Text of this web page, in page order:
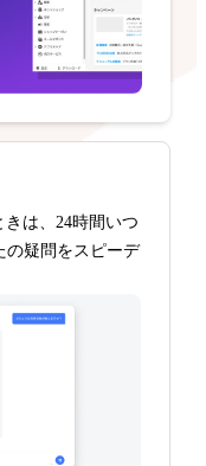
は、24時間いつ
の疑問をスピーデ